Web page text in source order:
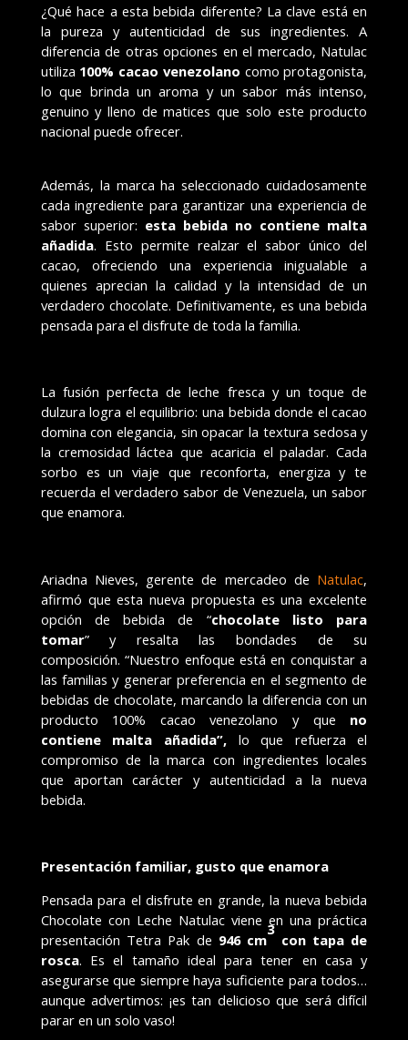
¿Quéhace a esta bebida diferente? La clave estáen
la pureza y autenticidad de sus ingredientes. A
diferencia de otras opciones en el mercado, Natulac
utiliza 100% cacao venezolano como protagonista,
lo que brinda un aroma y un sabor más intenso,
genuino y lleno de matices que solo este producto
nacional puede ofrecer.
Además, la marca haseleccionado cuidadosamente
cada ingrediente para garantizar una experiencia de
sabor superior: esta bebida no contiene malta
añadida. Esto permite realzar el sabor único del
cacao, ofreciendo una experiencia inigualable a
quienes aprecian la calidad y la intensidad de un
verdadero chocolate. Definitivamente, es una bebida
pensada para el disfrute de toda la familia.
La fusión perfecta de leche fresca y un toque de
dulzura logra el equilibrio: una bebida donde el cacao
domina con elegancia, sin opacar la textura sedosa y
la cremosidad láctea que acaricia el paladar. Cada
sorbo es un viaje que reconforta, energiza y te
recuerda el verdadero sabor de Venezuela, un sabor
que enamora.
Ariadna Nieves, gerente de mercadeo de Natulac,
afirmó que esta nueva propuesta es una excelente
opción de bebida de “chocolate listo para
tomar” y resalta las bondades de su
composición. “Nuestro enfoque está en conquistar a
las familias y generar preferencia en el segmento de
bebidas de chocolate, marcando la diferencia con un
producto 100% cacao venezolano y que no
contiene malta añadida”, lo que
refuerza el
compromiso de la marca con ingredientes locales
que aportan carácter y autenticidad a la nueva
bebida.
Presentación familiar, gusto que enamora
Pensada para el disfrute en grande, la nueva bebida
Chocolate con Leche Natulac viene en una práctica
presentación Tetra Pak de 946 cm
3
con tapa de
rosca. Es el tamaño ideal para tener en casa y
asegurarse que siempre haya suficiente para todos…
aunque advertimos: ¡es tan delicioso que serádifícil
parar en un solo vaso!